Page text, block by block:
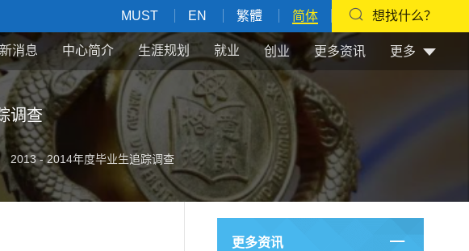
MUST EN 繁體 简体 想找什么？
消息 中心简介 生涯规划 就业 创业 更多资讯 更多
调查
2013 - 2014年度毕业生追踪调查
更多资讯